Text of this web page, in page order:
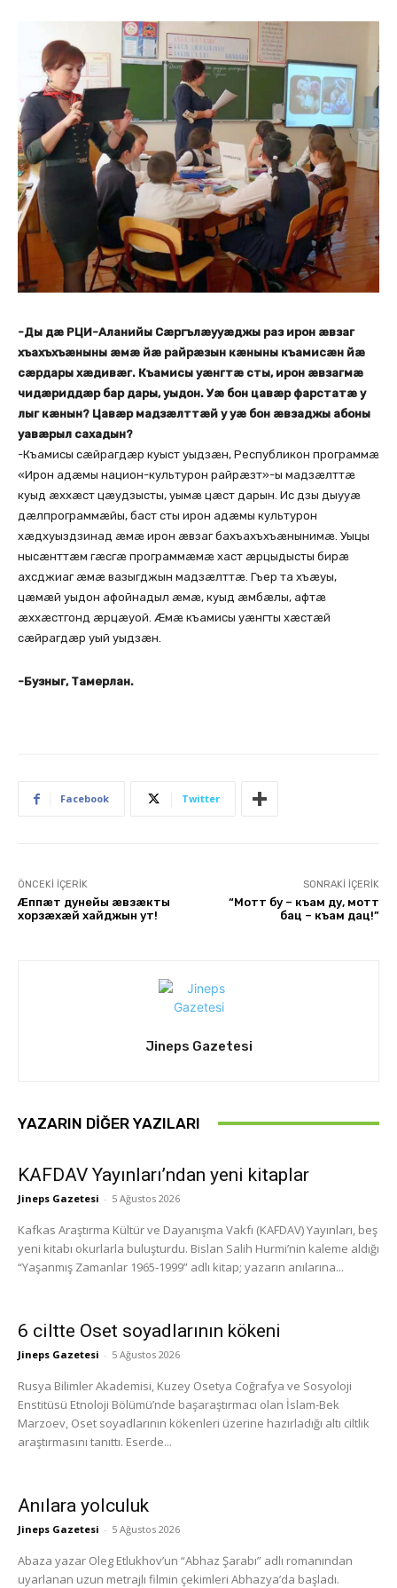
-Ды дæ РЦИ-Аланийы Сæргълæууæджы раз ирон æвзаг
хъахъхъæныны æмæ йæ райрæзын кæныны къамисæн йæ
сæрдары хæдивæг. Къамисы уæнгтæ сты, ирон æвзагмæ
чидæриддæр бар дары, уыдон. Уæ бон цавæр фарстатæ у
лыг кæнын? Цавæр мадзæлттæй у уæ бон æвзаджы абоны
уавæрыл сахадын?
-Къамисы сæйрагдæр куыст уыдзæн, Республикон программæ
«Ирон адæмы национ-культурон райрæзт»-ы мадзæлттæ
куыд æххæст цæудзысты, уымæ цæст дарын. Ис дзы дыууæ
дæлпрограммæйы, баст сты ирон адæмы культурон
хæдхуыздзинад æмæ ирон æвзаг бахъахъхъæнынимæ. Уыцы
нысæнттæм гæсгæ программæмæ хаст æрцыдысты бирæ
ахсджиаг æмæ вазыгджын мадзæлттæ. Гъер та хъæуы,
цæмæй уыдон афойнадыл æмæ, куыд æмбæлы, афтæ
æххæстгонд æрцæуой. Æмæ къамисы уæнгты хæстæй
сæйрагдæр уый уыдзæн.
-Бузныг, Тамерлан.
Facebook Twitter
ÖNCEKI İÇERIK
Æппæт дунейы æвзæкты
хорзæхæй хайджын ут!
SONRAKI İÇERIK
“Мотт бу – къам ду, мотт
бац – къам дац!”
Jineps Gazetesi
YAZARIN DIĞER YAZILARI
KAFDAV Yayınları’ndan yeni kitaplar
Jineps Gazetesi - 5 Ağustos 2026
Kafkas Araştırma Kültür ve Dayanışma Vakfı (KAFDAV) Yayınları, beş
yeni kitabı okurlarla buluşturdu. Bislan Salih Hurmi’nin kaleme aldığı
“Yaşanmış Zamanlar 1965-1999” adlı kitap; yazarın anılarına...
6 ciltte Oset soyadlarının kökeni
Jineps Gazetesi - 5 Ağustos 2026
Rusya Bilimler Akademisi, Kuzey Osetya Coğrafya ve Sosyoloji
Enstitüsü Etnoloji Bölümü’nde başaraştırmacı olan İslam-Bek
Marzoev, Oset soyadlarının kökenleri üzerine hazırladığı altı ciltlik
araştırmasını tanıttı. Eserde...
Anılara yolculuk
Jineps Gazetesi - 5 Ağustos 2026
Abaza yazar Oleg Etlukhov’un “Abhaz Şarabı” adlı romanından
uyarlanan uzun metrajlı filmin çekimleri Abhazya’da başladı.